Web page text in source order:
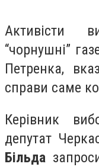
Активісти
“чорнушні”
Петренка,
справи саме
Керівник
депутат
Більда